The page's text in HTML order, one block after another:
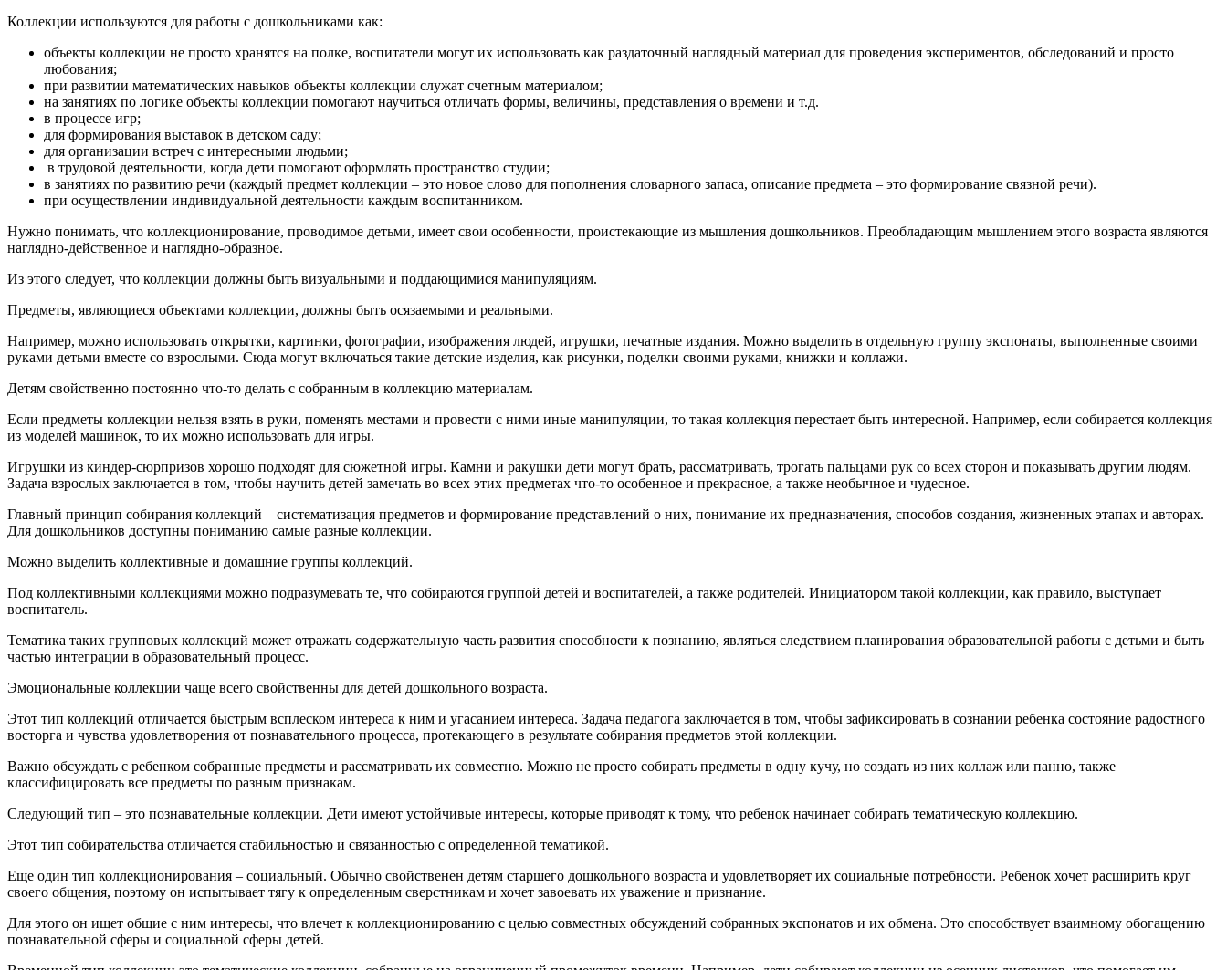
Коллекции используются для работы с дошкольниками как:
объекты коллекции не просто хранятся на полке, воспитатели могут их использовать как раздаточный наглядный материал для проведения экспериментов, обследований и просто
любования;
при развитии математических навыков объекты коллекции служат счетным материалом;
на занятиях по логике объекты коллекции помогают научиться отличать формы, величины, представления о времени и т.д.
в процессе игр;
для формирования выставок в детском саду;
для организации встреч с интересными людьми;
в трудовой деятельности, когда дети помогают оформлять пространство студии;
в занятиях по развитию речи (каждый предмет коллекции – это новое слово для пополнения словарного запаса, описание предмета – это формирование связной речи).
при осуществлении индивидуальной деятельности каждым воспитанником.
Нужно понимать, что коллекционирование, проводимое детьми, имеет свои особенности, проистекающие из мышления дошкольников. Преобладающим мышлением этого возраста являются
наглядно-действенное и наглядно-образное.
Из этого следует, что коллекции должны быть визуальными и поддающимися манипуляциям.
Предметы, являющиеся объектами коллекции, должны быть осязаемыми и реальными.
Например, можно использовать открытки, картинки, фотографии, изображения людей, игрушки, печатные издания. Можно выделить в отдельную группу экспонаты, выполненные своими
руками детьми вместе со взрослыми. Сюда могут включаться такие детские изделия, как рисунки, поделки своими руками, книжки и коллажи.
Детям свойственно постоянно что-то делать с собранным в коллекцию материалам.
Если предметы коллекции нельзя взять в руки, поменять местами и провести с ними иные манипуляции, то такая коллекция перестает быть интересной. Например, если собирается коллекция
из моделей машинок, то их можно использовать для игры.
Игрушки из киндер-сюрпризов хорошо подходят для сюжетной игры. Камни и ракушки дети могут брать, рассматривать, трогать пальцами рук со всех сторон и показывать другим людям.
Задача взрослых заключается в том, чтобы научить детей замечать во всех этих предметах что-то особенное и прекрасное, а также необычное и чудесное.
Главный принцип собирания коллекций – систематизация предметов и формирование представлений о них, понимание их предназначения, способов создания, жизненных этапах и авторах.
Для дошкольников доступны пониманию самые разные коллекции.
Можно выделить коллективные и домашние группы коллекций.
Под коллективными коллекциями можно подразумевать те, что собираются группой детей и воспитателей, а также родителей. Инициатором такой коллекции, как правило, выступает
воспитатель.
Тематика таких групповых коллекций может отражать содержательную часть развития способности к познанию, являться следствием планирования образовательной работы с детьми и быть
частью интеграции в образовательный процесс.
Эмоциональные коллекции чаще всего свойственны для детей дошкольного возраста.
Этот тип коллекций отличается быстрым всплеском интереса к ним и угасанием интереса. Задача педагога заключается в том, чтобы зафиксировать в сознании ребенка состояние радостного
восторга и чувства удовлетворения от познавательного процесса, протекающего в результате собирания предметов этой коллекции.
Важно обсуждать с ребенком собранные предметы и рассматривать их совместно. Можно не просто собирать предметы в одну кучу, но создать из них коллаж или панно, также
классифицировать все предметы по разным признакам.
Следующий тип – это познавательные коллекции. Дети имеют устойчивые интересы, которые приводят к тому, что ребенок начинает собирать тематическую коллекцию.
Этот тип собирательства отличается стабильностью и связанностью с определенной тематикой.
Еще один тип коллекционирования – социальный. Обычно свойственен детям старшего дошкольного возраста и удовлетворяет их социальные потребности. Ребенок хочет расширить круг
своего общения, поэтому он испытывает тягу к определенным сверстникам и хочет завоевать их уважение и признание.
Для этого он ищет общие с ним интересы, что влечет к коллекционированию с целью совместных обсуждений собранных экспонатов и их обмена. Это способствует взаимному обогащению
познавательной сферы и социальной сферы детей.